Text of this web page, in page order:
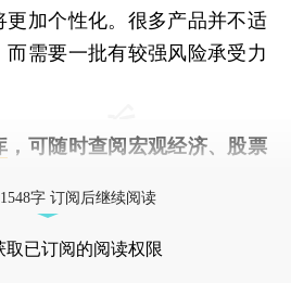
更加个性化。很多产品并不适
需要一批有较强风险承受力
，可随时查阅宏观经济、股票
字 订阅后继续阅读
取已订阅的阅读权限